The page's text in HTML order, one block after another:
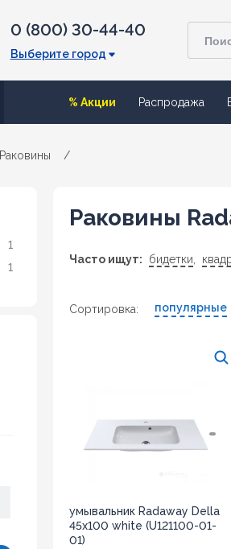
0 (800) 30-44-40
Выберите город
% Акции Распродажа
Раковины /
1
1
Раковины
Часто ищут: бидетки
Сортировка: популярные
умывальник Radaway Della
45x100 white (U121100-01-
01)